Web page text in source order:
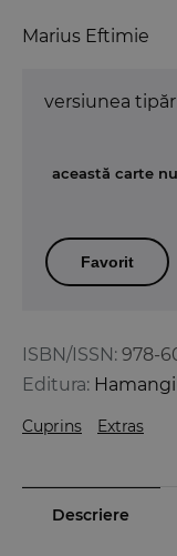
Marius Eftimie
ISBN/ISSN: 978-
Editura:
Cuprins Extras
versiunea
această carte
Favorit
Descriere